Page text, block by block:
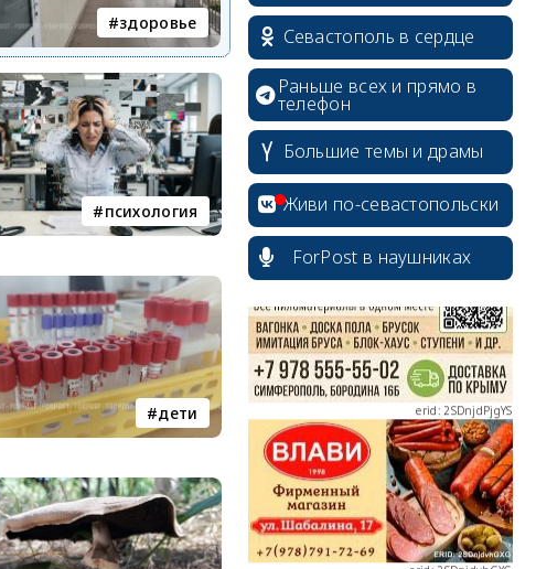
здоровье
психология
дети
Севастополь в сердце
Раньше всех и прямо в
телефон
Большие темы и драмы
Живи по-севастопольски
ForPost в наушниках
erid: 2SDnjcrDNw6
erid: 2SDnjdPjgYS
erid: 2SDnjdvhGXG